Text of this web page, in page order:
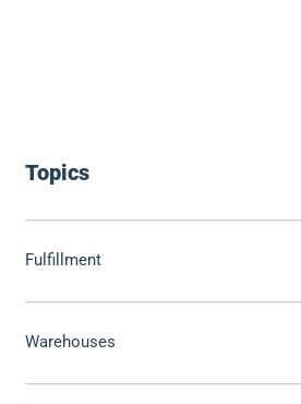
Topics
Fulfillment
Warehouses